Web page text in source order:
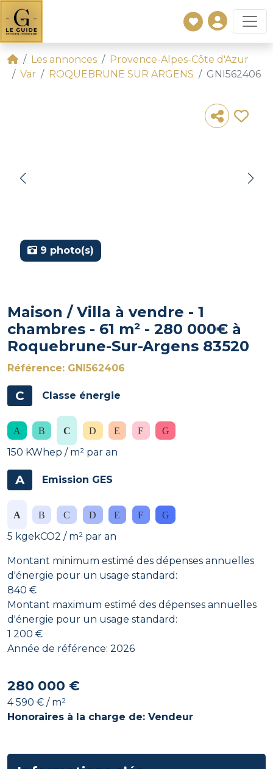
Les annonces
Provence-Alpes-Côte d'Azur
Var
ROQUEBRUNE SUR ARGENS GNI562406
9 photo(s)
Maison / Villa à vendre - 1
chambres - 61 m² - 280 000€ à
Roquebrune-Sur-Argens 83520
Référence: GNI562406
C Classe énergie
150 KWhep / m² par an
A Emission GES
5 kgekCO2 / m² par an
Montant minimum estimé des dépenses annuelles
d'énergie pour un usage standard:
840 €
Montant maximum estimé des dépenses annuelles
d'énergie pour un usage standard:
1 200 €
Année de référence: 2026
280 000 €
4 590 € / m²
Honoraires à la charge de: Vendeur